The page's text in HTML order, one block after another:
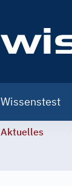
navigation
Wissenstest
Aktuelles